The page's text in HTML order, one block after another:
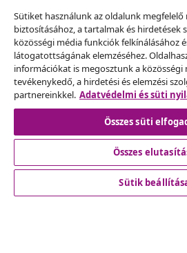
Üzlet
vidaXL
Fedezz fel többet
Sütiket használunk az oldalunk
biztosításához, a tartalmak és hirdetések
közösségi média funkciók felkínálásához
látogatottságának elemzéséhez.
információkat is megosztunk a közösségi
tevékenykedő, a hirdetési és elemzési
partnereinkkel. Adatvédelmi és süti
Összes süti
Összes
Sütik